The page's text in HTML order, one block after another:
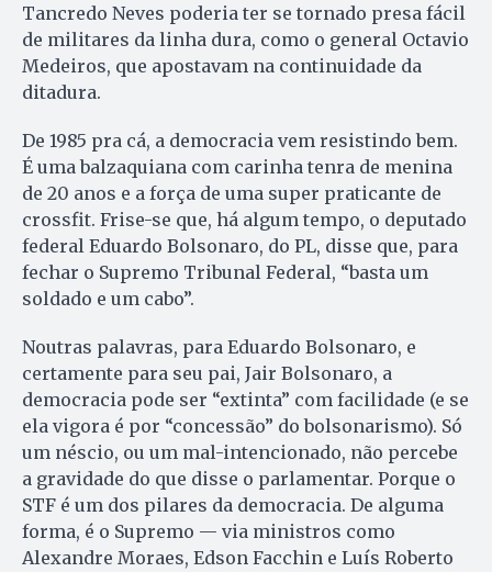
Tancredo Neves poderia ter se tornado presa fácil
de militares da linha dura, como o general Octavio
Medeiros, que apostavam na continuidade da
ditadura.
De 1985 pra cá, a democracia vem resistindo bem.
É uma balzaquiana com carinha tenra de menina
de 20 anos e a força de uma super praticante de
crossfit. Frise-se que, há algum tempo, o deputado
federal Eduardo Bolsonaro, do PL, disse que, para
fechar o Supremo Tribunal Federal, “basta um
soldado e um cabo”.
Noutras palavras, para Eduardo Bolsonaro, e
certamente para seu pai, Jair Bolsonaro, a
democracia pode ser “extinta” com facilidade (e se
ela vigora é por “concessão” do bolsonarismo). Só
um néscio, ou um mal-intencionado, não percebe
a gravidade do que disse o parlamentar. Porque o
STF é um dos pilares da democracia. De alguma
forma, é o Supremo — via ministros como
Alexandre Moraes, Edson Facchin e Luís Roberto